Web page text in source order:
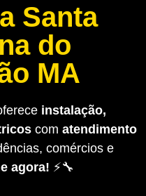
Santa
do
MA
instalação,
com atendimento
comércios e
agora! ⚡🔧